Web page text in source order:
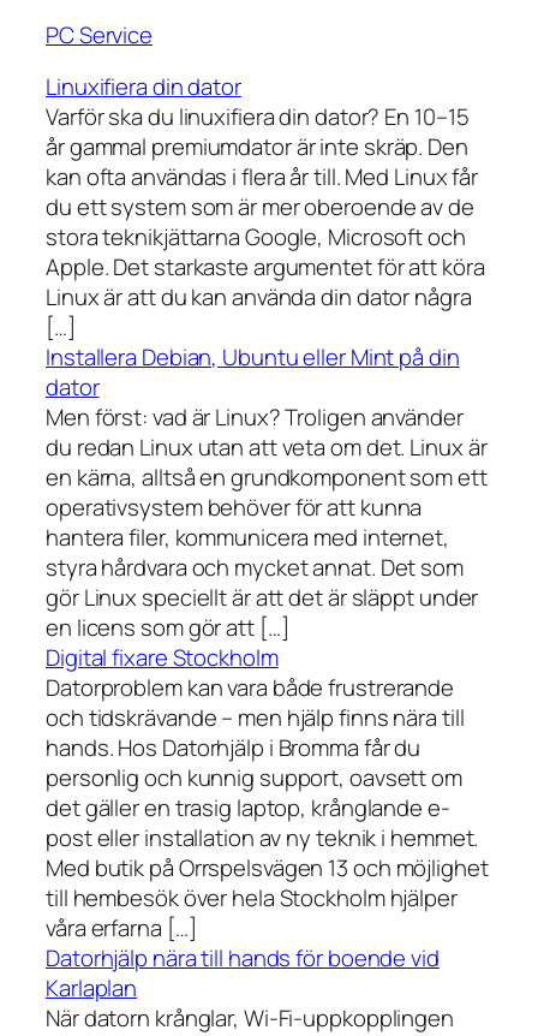
PC Service
Linuxifiera din dator
Varför ska du linuxifiera din dator? En 10–15
år gammal premiumdator är inte skräp. Den
kan ofta användas i flera år till. Med Linux får
du ett system som är mer oberoende av de
stora teknikjättarna Google, Microsoft och
Apple. Det starkaste argumentet för att köra
Linux är att du kan använda din dator några
[…]
Installera Debian, Ubuntu eller Mint på din
dator
Men först: vad är Linux? Troligen använder
du redan Linux utan att veta om det. Linux är
en kärna, alltså en grundkomponent som ett
operativsystem behöver för att kunna
hantera filer, kommunicera med internet,
styra hårdvara och mycket annat. Det som
gör Linux speciellt är att det är släppt under
en licens som gör att […]
Digital fixare Stockholm
Datorproblem kan vara både frustrerande
och tidskrävande – men hjälp finns nära till
hands. Hos Datorhjälp i Bromma får du
personlig och kunnig support, oavsett om
det gäller en trasig laptop, krånglande e-
post eller installation av ny teknik i hemmet.
Med butik på Orrspelsvägen 13 och möjlighet
till hembesök över hela Stockholm hjälper
våra erfarna […]
Datorhjälp nära till hands för boende vid
Karlaplan
När datorn krånglar, Wi-Fi-uppkopplingen